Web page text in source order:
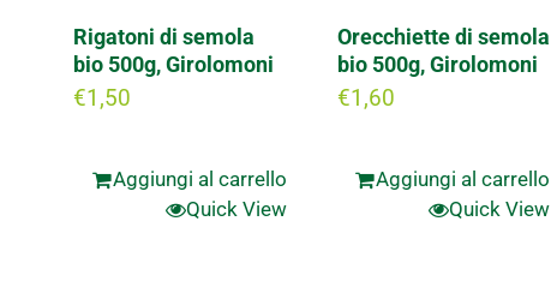
Rigatoni di semola
bio 500g, Girolomoni
€1,50
Aggiungi al carrello
Quick View
Orecchiette di semola
bio 500g, Girolomoni
€1,60
Aggiungi al carrello
Quick View